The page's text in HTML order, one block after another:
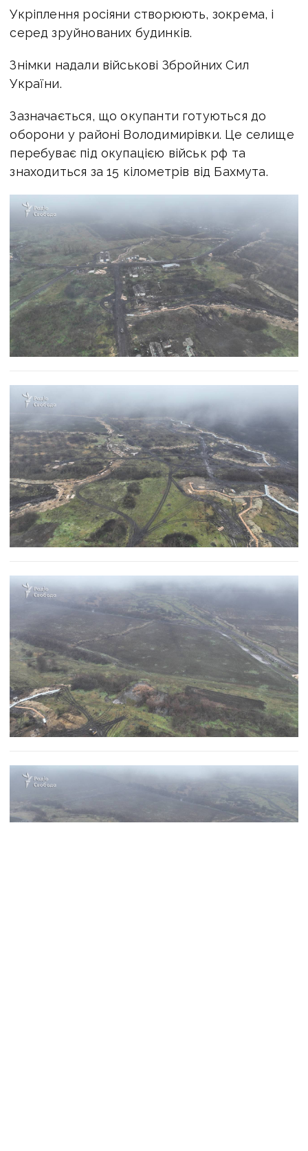
Укріплення росіяни створюють, зокрема, і
серед зруйнованих будинків.
Знімки надали військові Збройних Сил
України.
Зазначається, що окупанти готуються до
оборони у районі Володимирівки. Це селище
перебуває під окупацією військ рф та
знаходиться за 15 кілометрів від Бахмута.